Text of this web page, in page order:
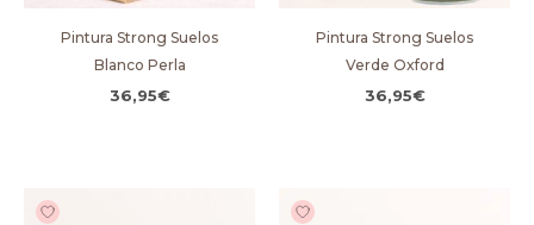
Pintura Strong Suelos
Blanco Perla
36,95€
Pintura Strong Suelos
Verde Oxford
36,95€